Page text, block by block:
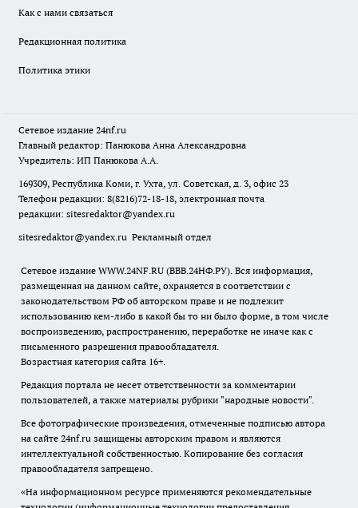
Как с нами связаться
Редакционная политика
Политика этики
Сетевое издание 24nf.ru
Главный редактор: Панюкова Анна Александровна
Учредитель: ИП Панюкова А.А.
169309, Республика Коми, г. Ухта, ул. Советская, д. 3, офис 23
Телефон редакции: 8(8216)72-18-18, электронная почта
редакции: sitesredaktor@yandex.ru
sitesredaktor@yandex.ru Рекламный отдел
Сетевое издание WWW.24NF.RU (ВВВ.24НФ.РУ). Вся информация,
размещенная на данном сайте, охраняется в соответствии с
законодательством РФ об авторском праве и не подлежит
использованию кем-либо в какой бы то ни было форме, в том числе
воспроизведению, распространению, переработке не иначе как с
письменного разрешения правообладателя.
Возрастная категория сайта 16+.
Редакция портала не несет ответственности за комментарии
пользователей, а также материалы рубрики "народные новости".
Все фотографические произведения, отмеченные подписью автора
на сайте 24nf.ru защищены авторским правом и являются
интеллектуальной собственностью. Копирование без согласия
правообладателя запрещено.
«На информационном ресурсе применяются рекомендательные